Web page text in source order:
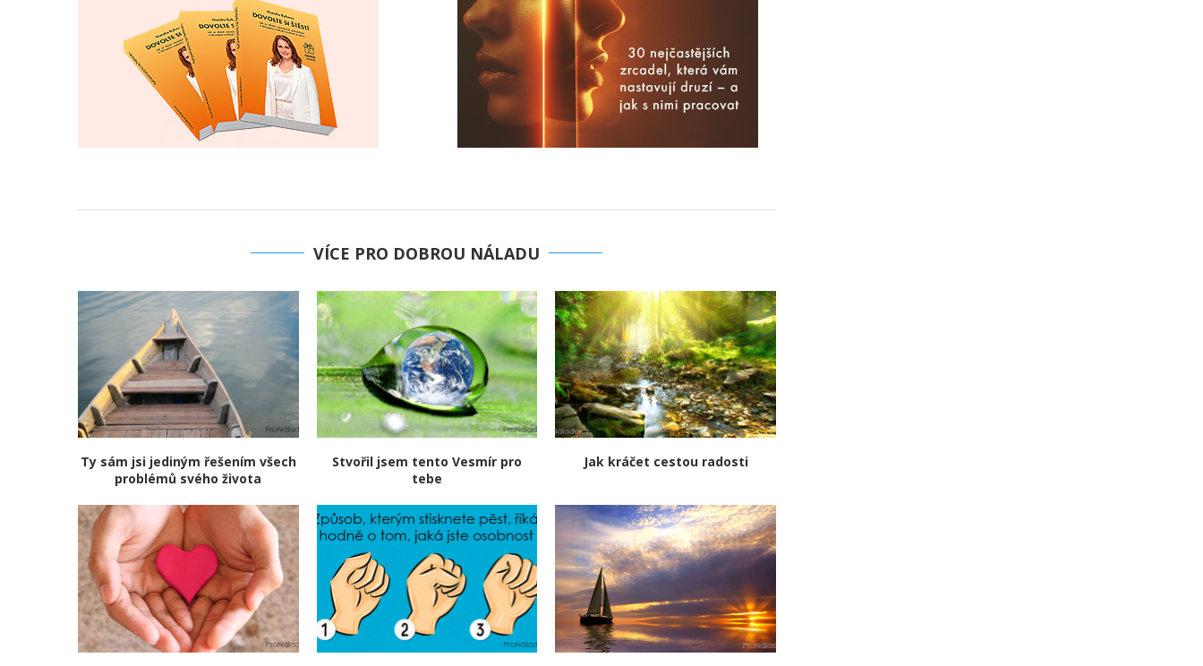
VÍCE PRO DOBROU NÁLADU
Ty sám jsi jediným řešením všech
problémů svého života
Stvořil jsem tento Vesmír pro
tebe
Jak kráčet cestou radosti